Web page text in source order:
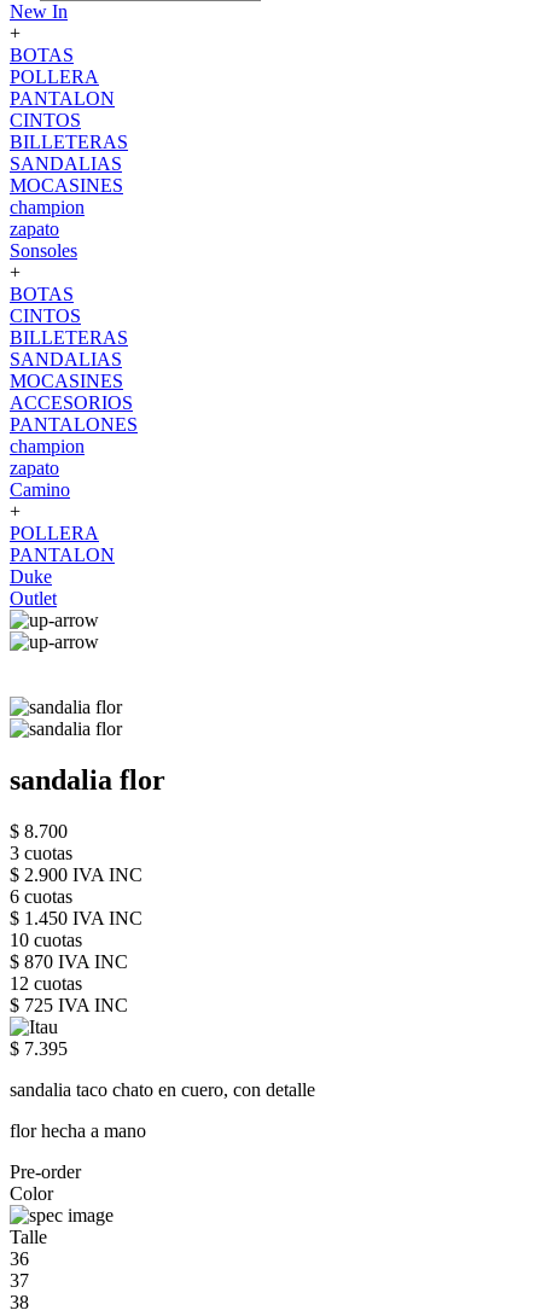
New In
+
BOTAS
POLLERA
PANTALON
CINTOS
BILLETERAS
SANDALIAS
MOCASINES
champion
zapato
Sonsoles
+
BOTAS
CINTOS
BILLETERAS
SANDALIAS
MOCASINES
ACCESORIOS
PANTALONES
champion
zapato
Camino
+
POLLERA
PANTALON
Duke
Outlet
sandalia flor
$ 8.700
3 cuotas
$ 2.900 IVA INC
6 cuotas
$ 1.450 IVA INC
10 cuotas
$ 870 IVA INC
12 cuotas
$ 725 IVA INC
$ 7.395
sandalia taco chato en cuero, con detalle
flor hecha a mano
Pre-order
Color
Talle
36
37
38